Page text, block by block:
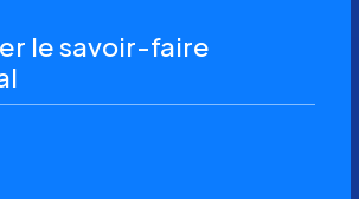
le savoir-faire